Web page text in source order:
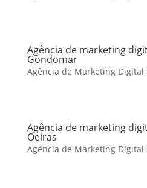
Agência de marketing
Gondomar
Agência de Marketing Digital
Agência de marketing
Oeiras
Agência de Marketing Digital